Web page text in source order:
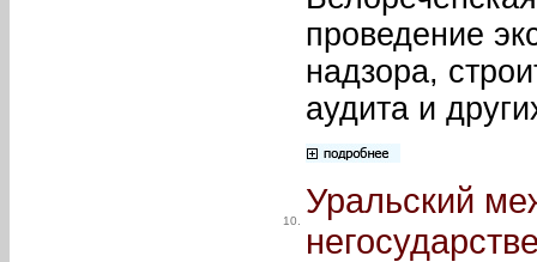
проведение
надзора,
аудита и
10.
Уральский